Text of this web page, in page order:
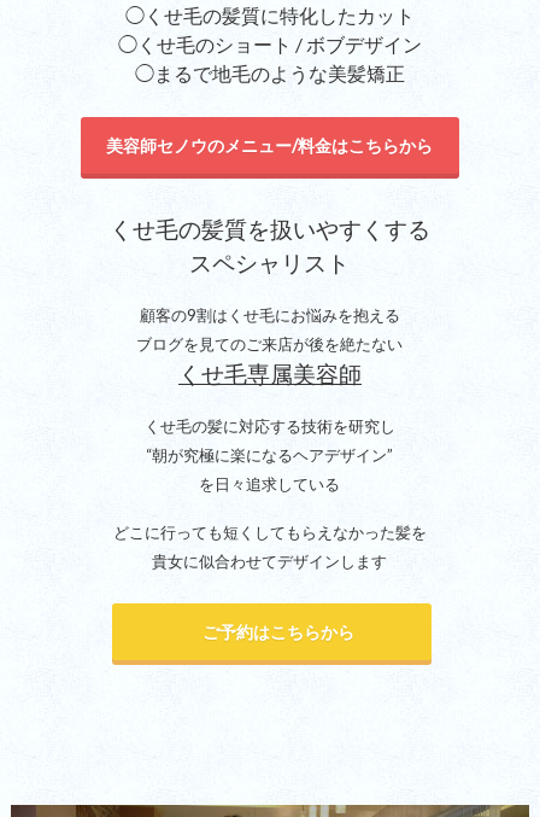
◯くせ毛の髪質に特化したカット
◯くせ毛のショート / ボブデザイン
◯まるで地毛のような美髪矯正
美容師セノウのメニュー/料金はこちらから
くせ毛の髪質を扱いやすくする
スペシャリスト
顧客の9割はくせ毛にお悩みを抱える
ブログを見てのご来店が後を絶たない
くせ毛専属美容師
くせ毛の髪に対応する技術を研究し
“朝が究極に楽になるヘアデザイン”
を日々追求している
どこに行っても短くしてもらえなかった髪を
貴女に似合わせてデザインします
ご予約はこちらから